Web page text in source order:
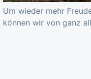
Um wieder mehr
können wir von ganz